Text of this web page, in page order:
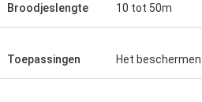
Broodjeslengte 10 tot 50m
Toepassingen Het